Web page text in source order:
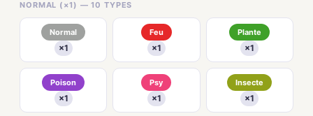
NORMAL (×1) — 10 TYPES
Normal
×1
Feu
×1
Plante
×1
Poison
×1
Psy
×1
Insecte
×1